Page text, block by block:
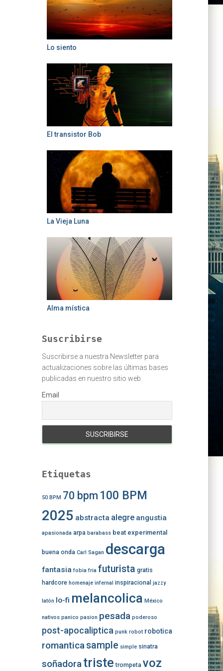
Lo siento
El transistor Bob
La Vieja Luna
Alma mística
Suscribirse
Suscribirse a nuestra Newsletter para
actualizaciones sobre las últimas bases
publicadas en nuestro sitio web.
Email
Etiquetas
50 BPM 70 bpm 100 BPM
2025 abstracta alegre angustia
apasionada arpa barabass beat experimental
buena onda Carl Sagan descarga
fantasia fobia fria futurista gratis
hardcore homenaje infernal inspiracional jazzy
latón lo-fi melancolica México
nativos panico pasion pesada poderoso
post-apocaliptica punk robot robotica
romanticasample simple sinatra
soñadora triste trompeta voz